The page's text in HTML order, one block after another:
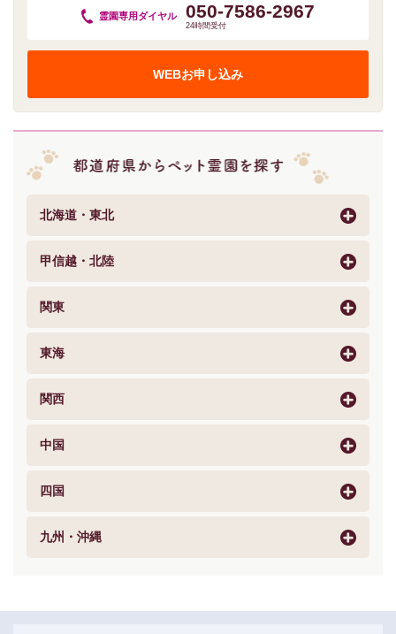
霊園専用 ダイヤル 050-7586-2967
24時間受付
WEBお申し込み
北海道・東北
甲信越・北陸
関東
東海
関西
中国
四国
九州・沖縄